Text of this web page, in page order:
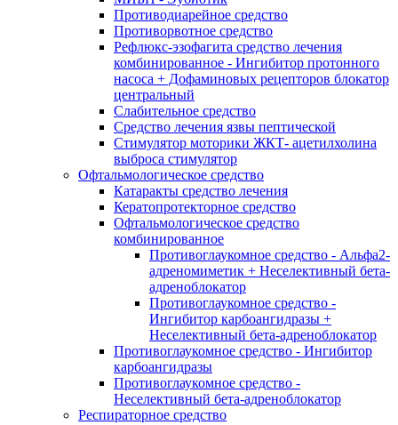
Противодиарейное средство
Противорвотное средство
Рефлюкс-эзофагита средство лечения
комбинированное - Ингибитор протонного
насоса + Дофаминовых рецепторов блокатор
центральный
Слабительное средство
Средство лечения язвы пептической
Стимулятор моторики ЖКТ- ацетилхолина
выброса стимулятор
Офтальмологическое средство
Катаракты средство лечения
Кератопротекторное средство
Офтальмологическое средство
комбинированное
Противоглаукомное средство - Альфа2-
адреномиметик + Неселективный бета-
адреноблокатор
Противоглаукомное средство -
Ингибитор карбоангидразы +
Неселективный бета-адреноблокатор
Противоглаукомное средство - Ингибитор
карбоангидразы
Противоглаукомное средство -
Неселективный бета-адреноблокатор
Респираторное средство